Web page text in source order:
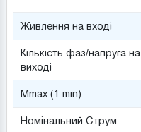
Живлення на вході
Кількість фаз/напруга на
виході
Mmax (1 min)
Номінальний Струм